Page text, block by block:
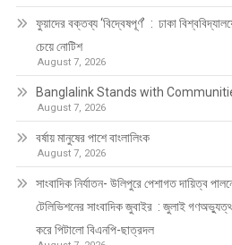
ফুয়াদের বক্তব্য ‘বিদ্বেষপূর্ণ’ : ঢাকা
চেয়ে নোটিশ
August 7, 2026
Banglalink Stands with
August 7, 2026
বর্ষায় মানুষের পাশে বাংলালিংক
August 7, 2026
সাংবাদিক নির্যাতন- উলিপুরে পেশাগত দায়িত্ব
টেলিভিশনের সাংবাদিক জুবাইর : জুলাই
করে পিটালো বিএনপি-ছাত্রদল